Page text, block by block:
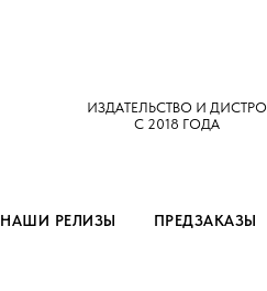
ИЗДАТЕЛЬСТВО И ДИСТРО
С 2018 ГОДА
НАШИ РЕЛИЗЫ ПРЕДЗАКАЗЫ